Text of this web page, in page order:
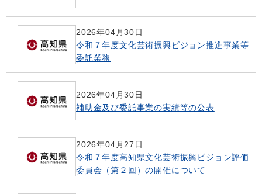
2026年04月30日
令和７年度文化芸術振興ビジョン推進事業等
委託業務
2026年04月30日
補助金及び委託事業の実績等の公表
2026年04月27日
令和７年度高知県文化芸術振興ビジョン評価
委員会（第２回）の開催について